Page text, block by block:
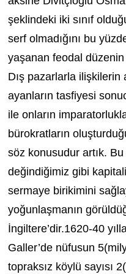
şeklindeki iki sınıf
serf olmadığını bu
yaşanan feodal düzenin
Dış pazarlarla ilişkilerin
ayanların tasfiyesi
ile onların
bürokratların
söz konusudur artık.
değindiğimiz gibi
sermaye birikimini
yoğunlaşmanın
İngiltere’dir.1620-40
Galler’de nüfusun
topraksız köylü sayısı